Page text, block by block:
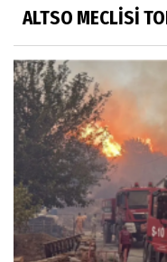
ALTSO MECLİSİ